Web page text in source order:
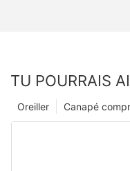
TU POURRAIS
Canapé
Oreiller